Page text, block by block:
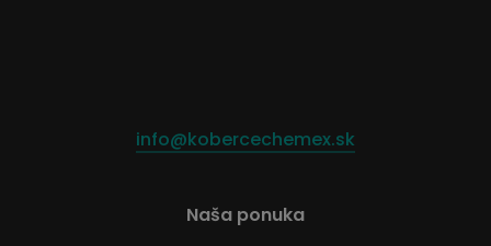
info@kobercechemex.sk
Naša ponuka